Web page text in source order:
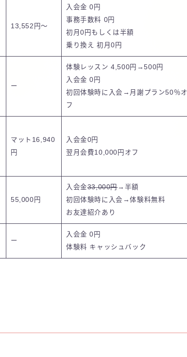
13,552円〜
入会金 0円
事務手数料 0円
初月0円もしくは半額
乗り換え 初月0円
ー
体験レッスン 4,500円→500円
入会金 0円
初回体験時に入会→月謝プラン50％オ
フ
マット16,940
円
入会金0円
翌月会費10,000円オフ
55,000円
入会金33,000円→ 半額
初回体験時に入会→体験料無料
お友達紹介 あり
ー
入会金 0円
体験料 キャッシュバック